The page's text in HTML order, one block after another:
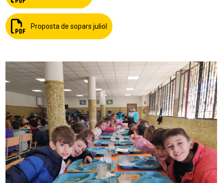
Proposta de sopars juliol